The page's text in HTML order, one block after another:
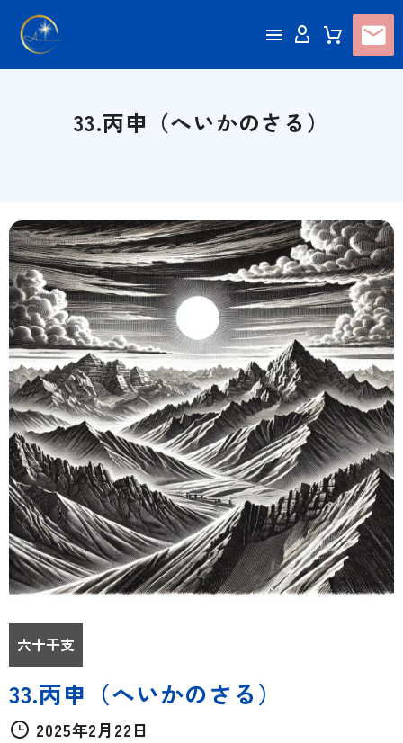
33.丙申（へいかのさる）
六十干支
33.丙申（へいかのさる）
2025年2月22日